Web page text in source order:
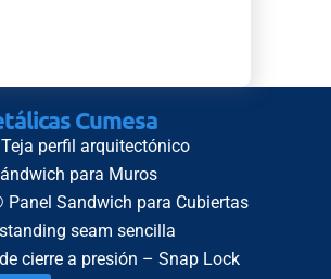
Cumesa
perfil arquitectónico
para Muros
Panel Sandwich para Cubiertas
seam sencilla
cierre a presión – Snap Lock